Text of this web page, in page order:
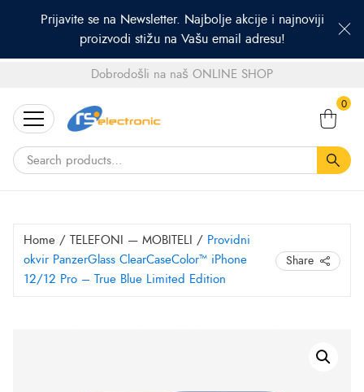
Prijavite se na Newsletter. Najbolje akcije i najnoviji
proizvodi stižu na Vašu email adresu!
Dobrodošli na naš ONLINE SHOP
for:
0
Home / TELEFONI — MOBITELI / Providni
okvir PanzerGlass ClearCaseColor™ iPhone
12/12 Pro – True Blue Limited Edition
Share